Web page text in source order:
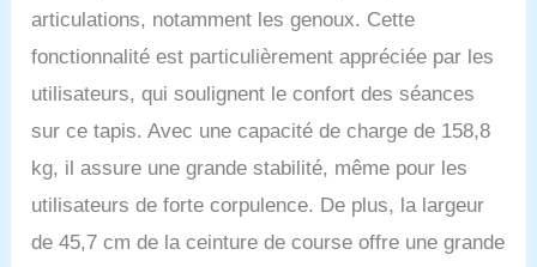
articulations, notamment les genoux. Cette
fonctionnalité est particulièrement appréciée par les
utilisateurs, qui soulignent le confort des séances
sur ce tapis. Avec une capacité de charge de 158,8
kg, il assure une grande stabilité, même pour les
utilisateurs de forte corpulence. De plus, la largeur
de 45,7 cm de la ceinture de course offre une grande